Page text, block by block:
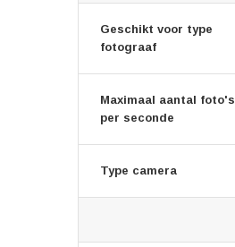
Geschikt voor type
fotograaf
Maximaal aantal foto's
per seconde
Type camera